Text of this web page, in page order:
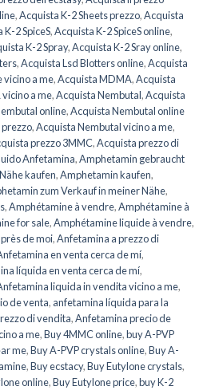
,Acquista K-2 Sheets prezzo,Acquista
2 SpiceS,Acquista K-2 SpiceS online,
K-2 Spray,Acquista K-2 Sray online,
,Acquista Lsd Blotters online,Acquista
vicino a me,Acquista MDMA,Acquista
a me,Acquista Nembutal,Acquista
online,Acquista Nembutal online
,Acquista Nembutal vicino a me,
prezzo 3MMC,Acquista prezzo di
Anfetamina,Amphetamin gebraucht
kaufen,Amphetamin kaufen,
zum Verkauf in meiner Nähe,
,Amphétamine à vendre,Amphétamine à
for sale,Amphétamine liquide à vendre,
de moi,Anfetamina a prezzo di
en venta cerca de mí,
líquida en venta cerca de mí,
liquida in vendita vicino a me,
de venta, anfetamina líquida para la
di vendita,Anfetamina precio de
a me,Buy 4MMC online,buy A-PVP
me,Buy A-PVP crystals online,Buy A-
,Buy ecstacy,Buy Eutylone crystals,
online,Buy Eutylone price,buy K-2